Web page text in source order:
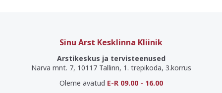
Sinu Arst Kesklinna Kliinik
Arstikeskus ja tervisteenused
Narva mnt. 7, 10117 Tallinn, 1. trepikoda, 3.korrus
Oleme avatud E-R 09.00 - 16.00